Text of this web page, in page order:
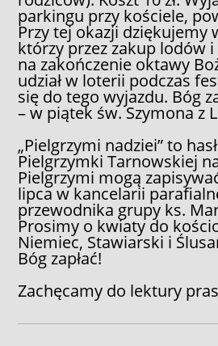
parkingu przy kościele,
Przy tej okazji dziękujemy
którzy przez zakup lodów
na zakończenie oktawy
udział w loterii podczas
się do tego wyjazdu. Bóg
– w piątek św. Szymona z
„Pielgrzymi nadziei” to
Pielgrzymki Tarnowskiej
Pielgrzymi mogą
lipca w kancelarii
przewodnika grupy ks.
Prosimy o kwiaty do
Niemiec, Stawiarski i
Bóg zapłać!
Zachęcamy do lektury